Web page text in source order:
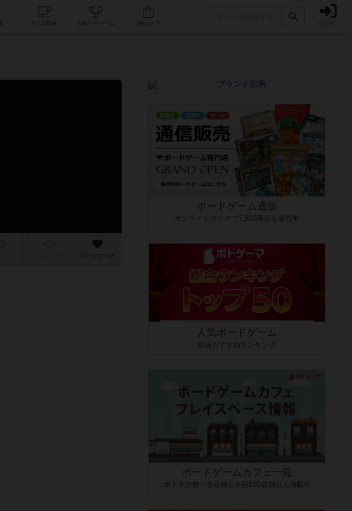
人気ボードゲーム ログイン
次のおすすめ
ボードゲーム通販
オンラインストアで7,500商品を販売中
人気ボードゲーム
総合おすすめランキング
ボードゲームカフェ一覧
ボドゲが遊べる店舗を全国500店舗以上掲載中